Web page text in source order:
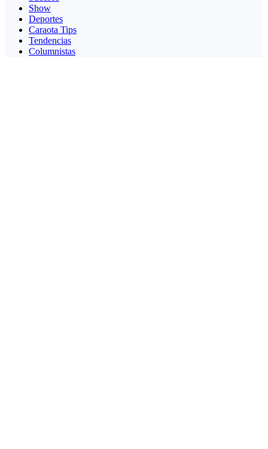
Show
Deportes
Caraota Tips
Tendencias
Columnistas